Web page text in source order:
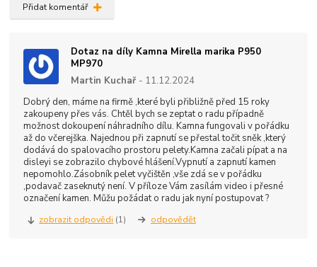
Přidat komentář
Dotaz na díly Kamna Mirella marika P950
MP970
Martin Kuchař
11.12.2024
Dobrý den, máme na firmě ,které byli přibližně před 15 roky
zakoupeny přes vás. Chtěl bych se zeptat o radu případně
možnost dokoupení náhradního dílu. Kamna fungovali v pořádku
až do včerejška. Najednou při zapnutí se přestal točit sněk ,který
dodává do spalovacího prostoru pelety.Kamna začali pípat a na
disleyi se zobrazilo chybové hlášení.Vypnutí a zapnutí kamen
nepomohlo.Zásobník pelet vyčištěn ,vše zdá se v pořádku
,podavač zaseknutý není. V příloze Vám zasílám video i přesné
označení kamen. Můžu požádat o radu jak nyní postupovat ?
zobrazit odpovědi (1) odpovědět